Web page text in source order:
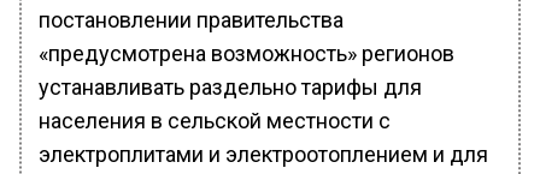
постановлении правительства
«предусмотрена возможность» регионов
устанавливать раздельно тарифы для
населения в сельской местности с
электроплитами и электроотоплением и для